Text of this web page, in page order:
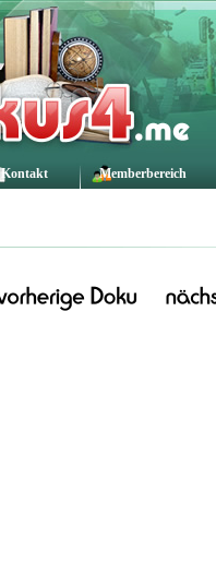
Kontakt Memberbereich